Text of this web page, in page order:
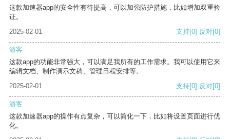
这款加速器app的安全性有待提高，可以加强防护措施，比如增加双重验
证。
2025-02-01
支持[0] 反对[0]
游客
这款app的功能非常强大，可以满足我所有的工作需求。我可以使用它来
编辑文档、制作演示文稿、管理日程安排等。
2025-02-01
支持[0] 反对[0]
游客
这款加速器app的操作有点复杂，可以简化一下，比如将设置页面进行优
化。